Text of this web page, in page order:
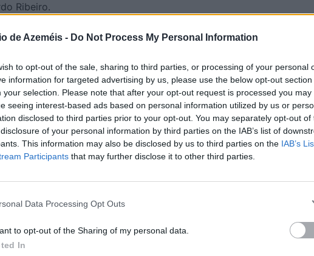
de Azeméis - Do Not Process My Personal Information
to opt-out of the sale, sharing to third parties, or processing of your personal
information for targeted advertising by us, please use the below opt-out section
your selection. Please note that after your opt-out request is processed you may
seeing interest-based ads based on personal information utilized by us or
disclosed to third parties prior to your opt-out. You may separately opt-out of
of your personal information by third parties on the IAB’s list of
This information may also be disclosed by us to third parties on the IAB’s
Participants that may further disclose it to other third parties.
Data Processing Opt Outs
to opt-out of the Sharing of my personal data.
In
Ribeiro.